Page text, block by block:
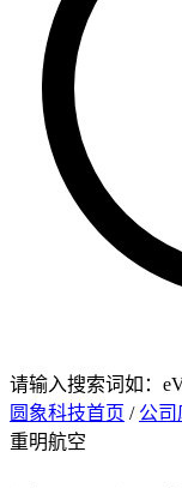
请输入搜索词如：
圆象科技首页 / 公司
重明航空